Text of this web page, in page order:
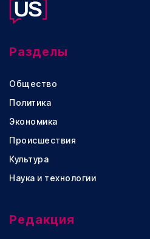
Разделы
Общество
Политика
Экономика
Происшествия
Культура
Наука и технологии
Редакция